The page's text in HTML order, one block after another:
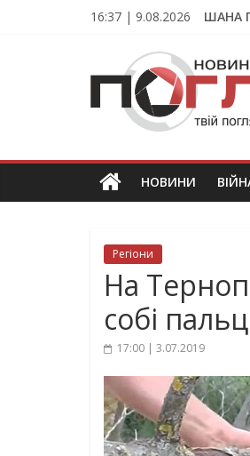
16:37 | 9.08.2026 ШАНА
Новини
Тернополя.
новини
та
НОВИНИ
Регіони
На
собі
17:00 | 3.07.2019